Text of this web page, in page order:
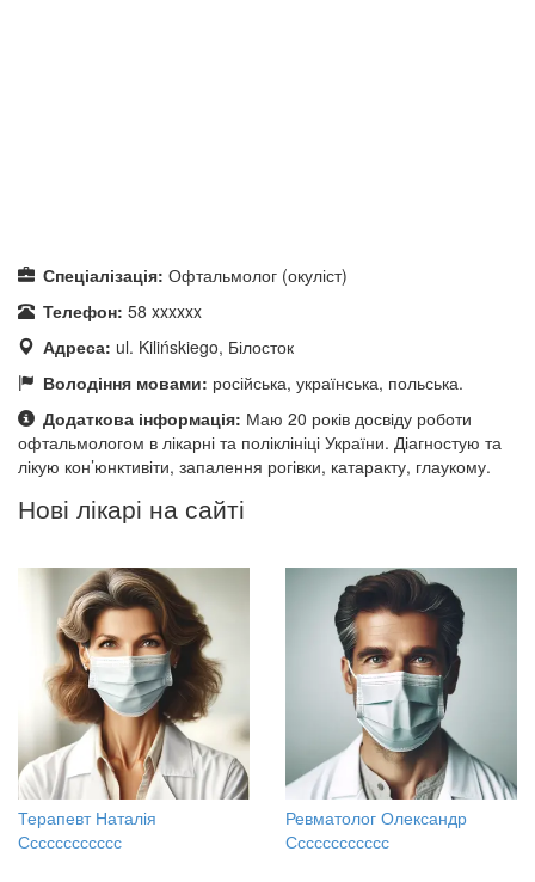
Спеціалізація: Офтальмолог (окуліст)
Телефон: 58 xxxxxx
Адреса: ul. Kilińskiego, Білосток
Володіння мовами: російська, українська, польська.
Додаткова інформація: Маю 20 років досвіду роботи
офтальмологом в лікарні та поліклініці України. Діагностую та
лікую кон’юнктивіти, запалення рогівки, катаракту, глаукому.
Нові лікарі на сайті
Терапевт Наталія
Сссссссссссс
Ревматолог Олександр
Сссссссссссс